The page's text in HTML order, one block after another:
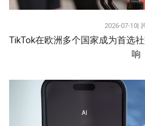
2026-07-10|
TikTok在欧洲多个国家成为首选
响